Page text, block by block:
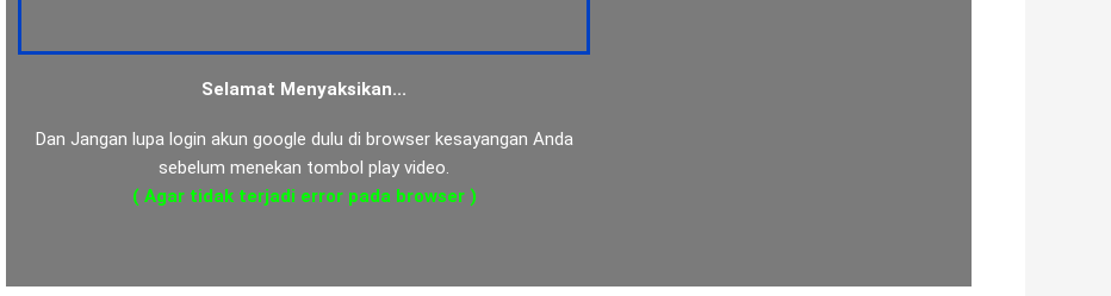
Selamat Menyaksikan...
Dan Jangan lupa login akun google dulu di browser kesayangan Anda
sebelum menekan tombol play video.
( Agar tidak terjadi error pada browser )